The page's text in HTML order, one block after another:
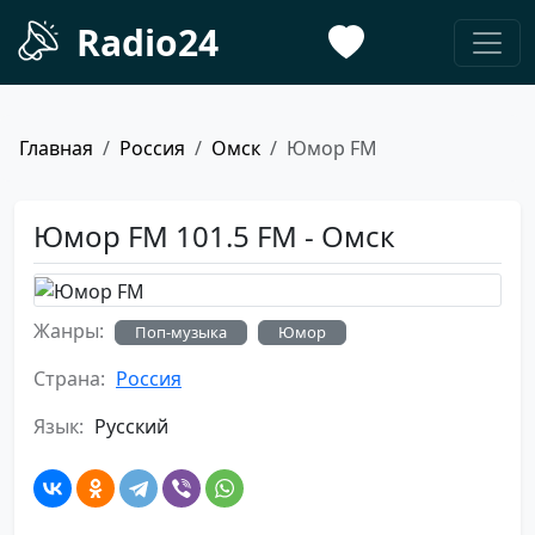
Radio24
Главная Россия Омск Юмор FM
Юмор FM 101.5 FM - Омск
Жанры: Поп-музыка Юмор
Страна: Россия
Язык: Русский